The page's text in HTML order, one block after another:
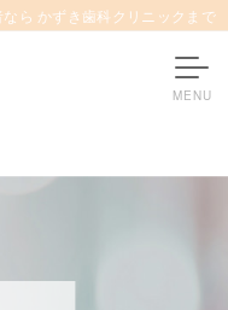
ら かずき歯科クリニックまで